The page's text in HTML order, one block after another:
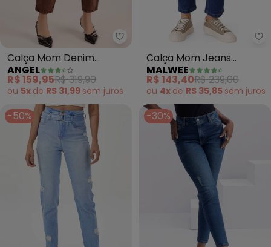
Angel - Calça Mom Denim
Calça Mom Denim
(Marrom)
ANGEL
R$ 159,95R$ 319,90
ou 5x de R$ 31,99 sem juros
Calça Mom Jeans
Estonada Cintura Alta
(Azul)
MALWEE
R$ 143,40R$ 239,00
ou 4x de R$ 35,85 sem juros
-50% -30%